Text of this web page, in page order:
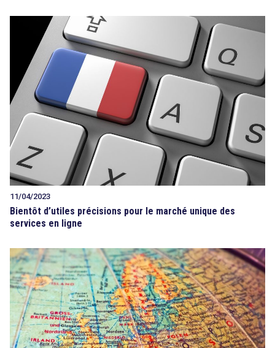
11/04/2023
Bientôt d’utiles précisions pour le marché unique des
services en ligne